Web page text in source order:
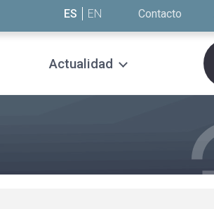
ES EN Contacto
Actualidad